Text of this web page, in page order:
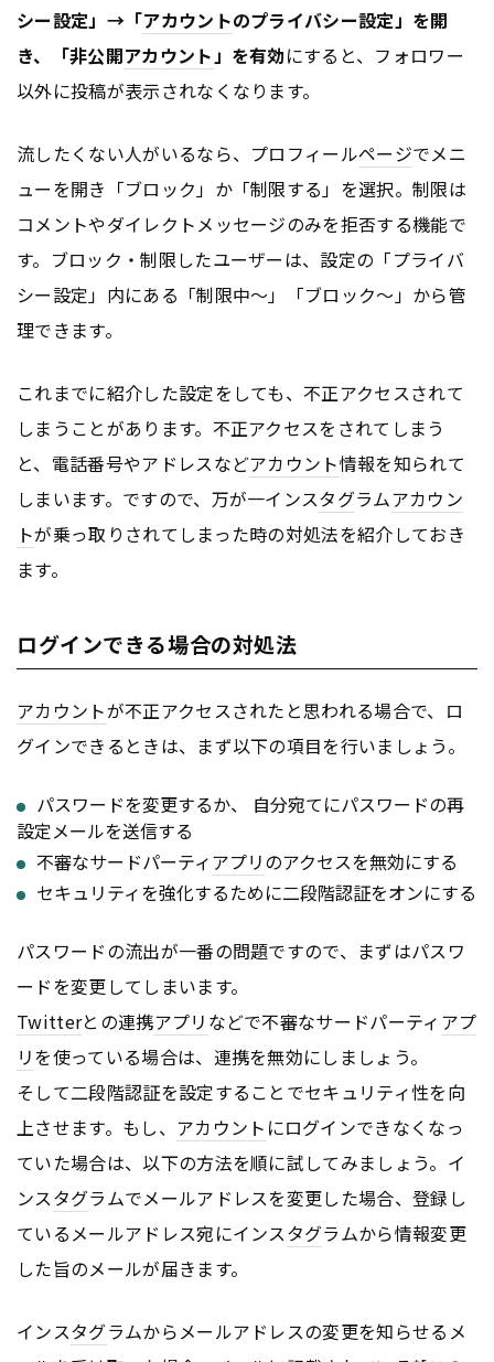
シー設定」→「アカウントのプライバシー設定」を開
き、「非公開アカウント」を有効にすると、フォロワー
以外に投稿が表示されなくなります。
流したくない人がいるなら、プロフィールページでメニ
ューを開き「ブロック」か「制限する」を選択。制限は
コメントやダイレクトメッセージのみを拒否する機能で
す。ブロック・制限したユーザーは、設定の「プライバ
シー設定」内にある「制限中～」「ブロック～」から管
理できます。
これまでに紹介した設定をしても、不正アクセスされて
しまうことがあります。不正アクセスをされてしまう
と、電話番号やアドレスなどアカウント情報を知られて
しまいます。ですので、万が一インスタグラムアカウン
トが乗っ取りされてしまった時の対処法を紹介しておき
ます。
ログインできる場合の対処法
アカウントが不正アクセスされたと思われる場合で、ロ
グインできるときは、まず以下の項目を行いましょう。
パスワードを変更するか、 自分宛てにパスワードの再
設定メールを送信する
不審なサードパーティアプリのアクセスを無効にする
セキュリティを強化するために二段階認証をオンにする
パスワードの流出が一番の問題ですので、まずはパスワ
ードを変更してしまいます。
Twitterとの連携アプリ などで不審なサードパーティ アプ
リを使っている場合は、連携を無効にしましょう。
そして二段階認証を設定することでセキュリティ性を向
上させます。もし、 アカウント にログインできなくなっ
ていた場合は、以下の方法を順に試してみましょう。イ
ンスタグラムでメールアドレスを変更した場合、登録し
ているメールアドレス宛にインスタグラムから情報変更
した旨のメールが届きます。
インスタグラムからメールアドレスの変更を知らせるメ